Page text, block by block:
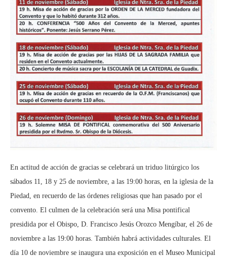
En actitud de acción de gracias se celebrará un triduo litúrgico los
sábados 11, 18 y 25 de noviembre, a las 19:00 horas, en la iglesia de la
Piedad, en recuerdo de las órdenes religiosas que han pasado por el
convento. El culmen de la celebración será una Misa pontifical
presidida por el Obispo, D. Francisco Jesús Orozco Mengíbar, el 26 de
noviembre a las 19:00 horas. También habrá actividades culturales. El
día 10 de noviembre se inaugura una exposición en el Museo Municipal